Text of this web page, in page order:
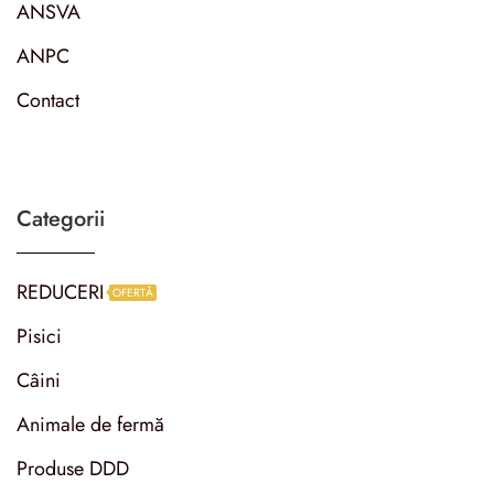
ANSVA
ANPC
Contact
Categorii
REDUCERI OFERTĂ
Pisici
Câini
Animale de fermă
Produse DDD